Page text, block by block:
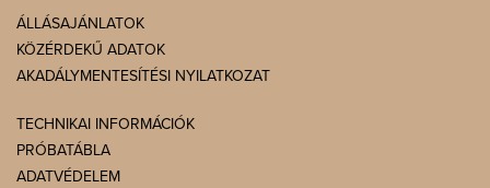
ÁLLÁSAJÁNLATOK
KÖZÉRDEKŰ ADATOK
AKADÁLYMENTESÍTÉSI NYILATKOZAT
TECHNIKAI INFORMÁCIÓK
PRÓBATÁBLA
ADATVÉDELEM